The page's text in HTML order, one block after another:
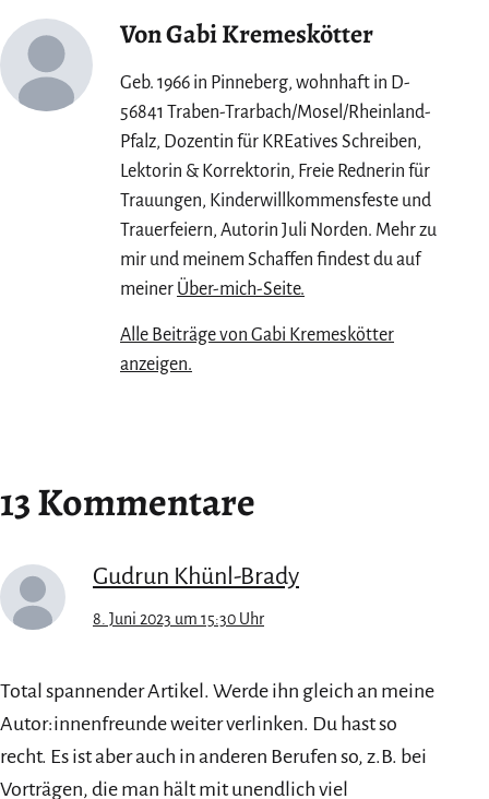
Von Gabi Kremeskötter
Geb. 1966 in Pinneberg, wohnhaft in D-
56841 Traben-Trarbach/Mosel/Rheinland-
Pfalz, Dozentin für KREatives Schreiben,
Lektorin & Korrektorin, Freie Rednerin für
Trauungen, Kinderwillkommensfeste und
Trauerfeiern, Autorin Juli Norden. Mehr zu
mir und meinem Schaffen findest du auf
meiner Über-mich-Seite.
Alle Beiträge von Gabi Kremeskötter
anzeigen.
13 Kommentare
Gudrun Khünl-Brady
8. Juni 2023 um 15:30 Uhr
Total spannender Artikel. Werde ihn gleich an meine
Autor:innenfreunde weiter verlinken. Du hast so
recht. Es ist aber auch in anderen Berufen so, z.B. bei
Vorträgen, die man hält mit unendlich viel